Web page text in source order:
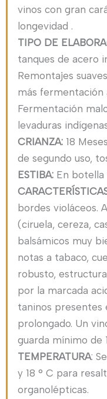
vinos con gran
longevidad .
TIPO DE
tanques de acero
Remontajes
más fermentación
Fermentación
levaduras
CRIANZA: 18
de segundo uso,
ESTIBA: En botella
bordes violáceos.
(ciruela, cereza,
balsámicos muy
notas a tabaco,
robusto,
por la marcada
taninos presentes
prolongado. Un
guarda mínimo de
TEMPERATURA:
y 18 ° C para
organolépticas.